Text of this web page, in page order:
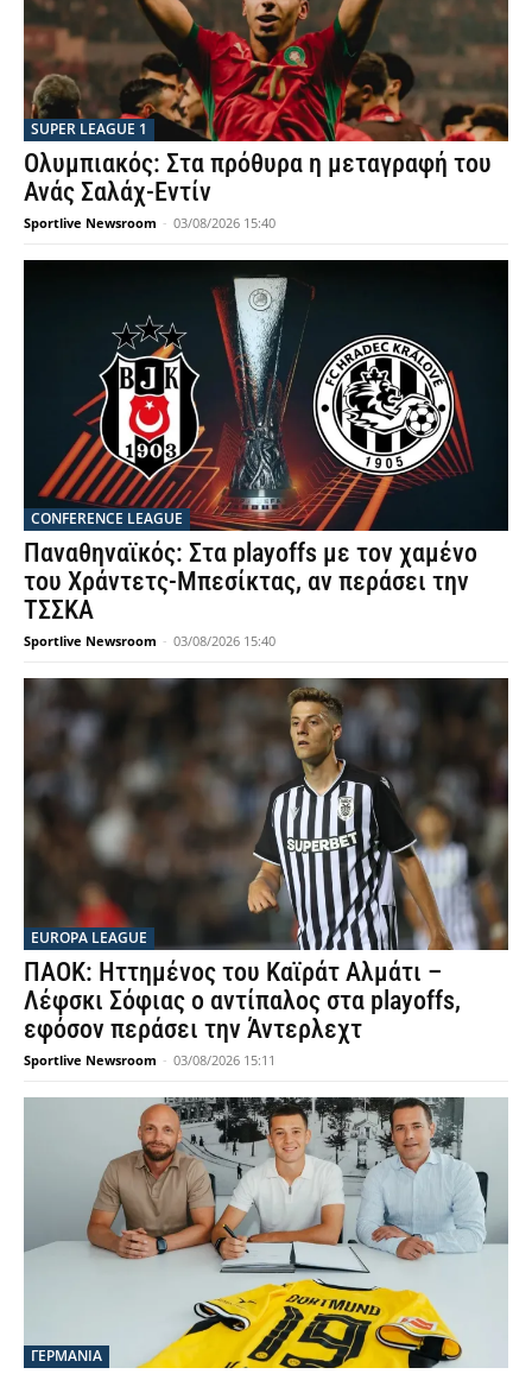
SUPER LEAGUE 1
Ολυμπιακός: Στα πρόθυρα η μεταγραφή του
Ανάς Σαλάχ-Εντίν
Sportlive Newsroom - 03/08/2026 15:40
CONFERENCE LEAGUE
Παναθηναϊκός: Στα playoffs με τον χαμένο
του Χράντετς-Μπεσίκτας, αν περάσει την
ΤΣΣΚΑ
Sportlive Newsroom - 03/08/2026 15:40
EUROPA LEAGUE
ΠΑΟΚ: Ηττημένος του Καϊράτ Αλμάτι –
Λέφσκι Σόφιας ο αντίπαλος στα playoffs,
εφόσον περάσει την Άντερλεχτ
Sportlive Newsroom - 03/08/2026 15:11
ΓΕΡΜΑΝΙΑ